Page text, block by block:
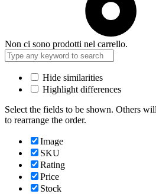
Non ci sono prodotti nel carrello.
Hide similarities
Highlight differences
Select the fields to be shown. Others
to rearrange the order.
Image
SKU
Rating
Price
Stock